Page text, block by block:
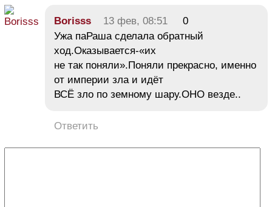
Borisss 13 фев, 08:51
0
Ужа паРаша сделала обратный
ход.Оказывается-«их
не так поняли».Поняли прекрасно, именно
от империи зла и идёт
ВСЁ зло по земному шару.ОНО везде..
Ответить